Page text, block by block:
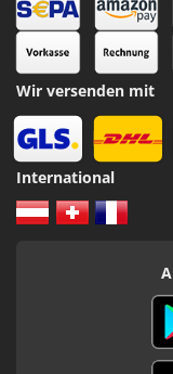
Wir versenden mit
International